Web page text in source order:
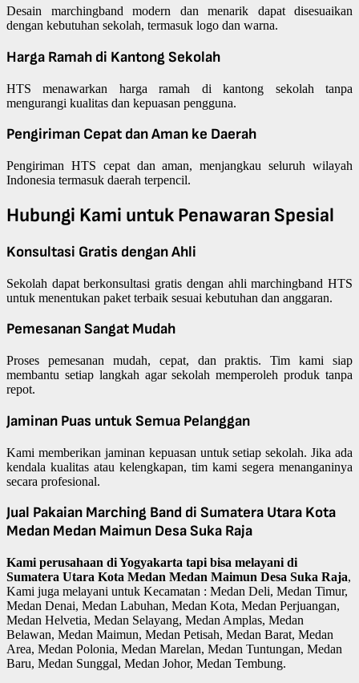
Desain marchingband modern dan menarik dapat disesuaikan
dengan kebutuhan sekolah, termasuk logo dan warna.
Harga Ramah di Kantong Sekolah
HTS menawarkan harga ramah di kantong sekolah tanpa
mengurangi kualitas dan kepuasan pengguna.
Pengiriman Cepat dan Aman ke Daerah
Pengiriman HTS cepat dan aman, menjangkau seluruh wilayah
Indonesia termasuk daerah terpencil.
Hubungi Kami untuk Penawaran Spesial
Konsultasi Gratis dengan Ahli
Sekolah dapat berkonsultasi gratis dengan ahli marchingband HTS
untuk menentukan paket terbaik sesuai kebutuhan dan anggaran.
Pemesanan Sangat Mudah
Proses pemesanan mudah, cepat, dan praktis. Tim kami siap
membantu setiap langkah agar sekolah memperoleh produk tanpa
repot.
Jaminan Puas untuk Semua Pelanggan
Kami memberikan jaminan kepuasan untuk setiap sekolah. Jika ada
kendala kualitas atau kelengkapan, tim kami segera menanganinya
secara profesional.
Jual Pakaian Marching Band di Sumatera Utara Kota
Medan Medan Maimun Desa Suka Raja
Kami perusahaan di Yogyakarta tapi bisa melayani di
Sumatera Utara Kota Medan Medan Maimun Desa Suka Raja,
Kami juga melayani untuk Kecamatan : Medan Deli, Medan Timur,
Medan Denai, Medan Labuhan, Medan Kota, Medan Perjuangan,
Medan Helvetia, Medan Selayang, Medan Amplas, Medan
Belawan, Medan Maimun, Medan Petisah, Medan Barat, Medan
Area, Medan Polonia, Medan Marelan, Medan Tuntungan, Medan
Baru, Medan Sunggal, Medan Johor, Medan Tembung.